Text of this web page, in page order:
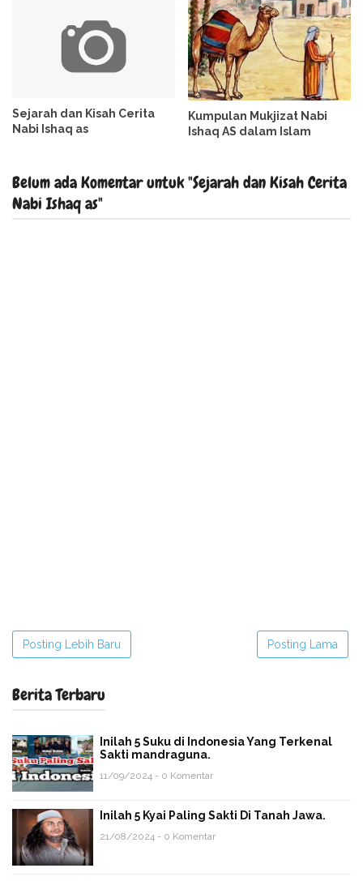
Sejarah dan Kisah Cerita
Nabi Ishaq as
Kumpulan Mukjizat Nabi
Ishaq AS dalam Islam
Belum ada Komentar untuk "Sejarah dan Kisah Cerita
Nabi Ishaq as"
Posting Lebih Baru Posting Lama
Berita Terbaru
Inilah 5 Suku di Indonesia Yang Terkenal
Sakti mandraguna.
11/09/2024 - 0 Komentar
Inilah 5 Kyai Paling Sakti Di Tanah Jawa.
21/08/2024 - 0 Komentar